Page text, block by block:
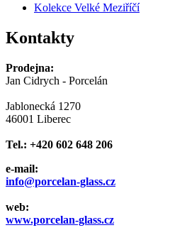
Kolekce Velké Meziříčí
Kontakty
Prodejna:
Jan Cidrych - Porcelán
Jablonecká 1270
46001 Liberec
Tel.: +420 602 648 206
e-mail:
info@porcelan-glass.cz
web:
www.porcelan-glass.cz